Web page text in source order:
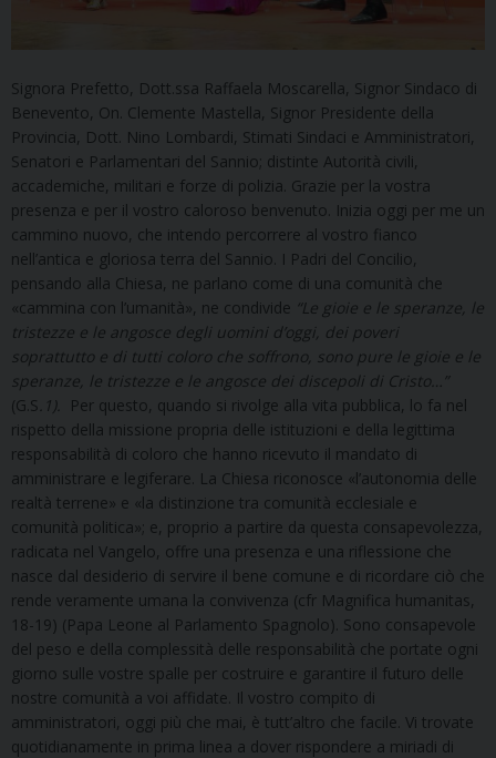
Signora Prefetto, Dott.ssa Raffaela Moscarella, Signor Sindaco di
Benevento, On. Clemente Mastella, Signor Presidente della
Provincia, Dott. Nino Lombardi, Stimati Sindaci e Amministratori,
Senatori e Parlamentari del Sannio; distinte Autorità civili,
accademiche, militari e forze di polizia. Grazie per la vostra
presenza e per il vostro caloroso benvenuto. Inizia oggi per me un
cammino nuovo, che intendo percorrere al vostro fianco
nell’antica e gloriosa terra del Sannio. I Padri del Concilio,
pensando alla Chiesa, ne parlano come di una comunità che
«cammina con l’umanità», ne condivide “Le gioie e le speranze, le
tristezze e le angosce degli uomini d’oggi, dei poveri
soprattutto e di tutti coloro che soffrono, sono pure le gioie e le
speranze, le tristezze e le angosce dei discepoli di Cristo…”
(G.S .1).
Per questo, quando si rivolge alla vita pubblica, lo fa nel
rispetto della missione propria delle istituzioni e della legittima
responsabilità di coloro che hanno ricevuto il mandato di
amministrare e legiferare. La Chiesa riconosce «l’autonomia delle
realtà terrene» e «la distinzione tra comunità ecclesiale e
comunità politica»; e, proprio a partire da questa consapevolezza,
radicata nel Vangelo, offre una presenza e una riflessione che
nasce dal desiderio di servire il bene comune e di ricordare ciò che
rende veramente umana la convivenza (cfr Magnifica humanitas,
18-19) (Papa Leone al Parlamento Spagnolo). Sono consapevole
del peso e della complessità delle responsabilità che portate ogni
giorno sulle vostre spalle per costruire e garantire il futuro delle
nostre comunità a voi affidate. Il vostro compito di
amministratori, oggi più che mai, è tutt’altro che facile. Vi trovate
quotidianamente in prima linea a dover rispondere a miriadi di